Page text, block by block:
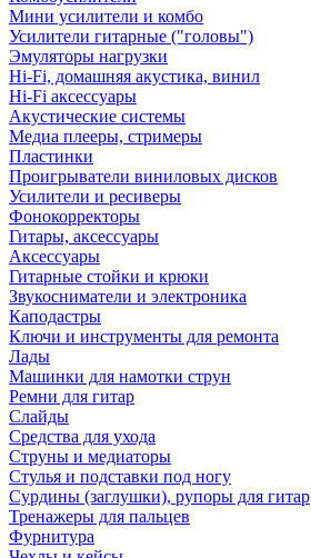
Мини усилители и комбо
Усилители гитарные ("головы")
Эмуляторы нагрузки
Hi-Fi, домашняя акустика, винил
Hi-Fi аксессуары
Акустические системы
Медиа плееры, стримеры
Пластинки
Проигрыватели виниловых дисков
Усилители и ресиверы
Фонокорректоры
Гитары, аксессуары
Аксессуары
Гитарные стойки и крюки
Звукосниматели и электроника
Каподастры
Ключи и инструменты для ремонта
Лады
Машинки для намотки струн
Ремни для гитар
Слайды
Средства для ухода
Струны и медиаторы
Стулья и подставки под ногу
Сурдины (заглушки), рупоры для гитар
Тренажеры для пальцев
Фурнитура